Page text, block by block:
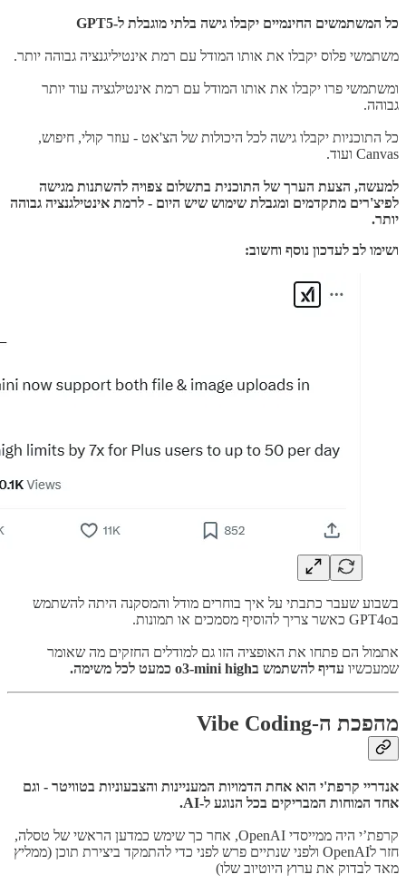
כל המשתמשים החינמיים יקבלו גישה בלתי מוגבלת ל-GPT5
משתמשי פלוס יקבלו את אותו המודל עם רמת אינטיליגנציה גבוהה יותר.
ומשתמשי פרו יקבלו את אותו המודל עם רמת אינטילגציה עוד יותר
גבוהה.
כל התוכניות יקבלו גישה לכל היכולות של הצ'אט - עוזר קולי, חיפוש,
Canvas ועוד.
למעשה, הצעת הערך של התוכנית בתשלום צפויה להשתנות מגישה
לפיצ'רים מתקדמים ומגבלת שימוש שיש היום - לרמת אינטילגנציה גבוהה
יותר.
ושימו לב לעדכון נוסף וחשוב:
בשבוע שעבר כתבתי על איך בוחרים מודל והמסקנה היתה להשתמש
בGPT4o כאשר צריך להוסיף מסמכים או תמונות.
אתמול הם פתחו את האופציה הזו גם למודלים החזקים מה שאומר
שמעכשיו עדיף להשתמש בo3-mini high כמעט לכל משימה.
מהפכת ה-Vibe Coding
אנדריי קרפת'י הוא אחת הדמויות המעניינות והצבעוניות בטוויטר - וגם
אחד המוחות המבריקים בכל הנוגע ל-AI.
קרפת’י היה ממייסדי OpenAI, אחר כך שימש כמדען הראשי של טסלה,
חזר לOpenAI ולפני שנתיים פרש לפני כדי להתמקד ביצירת תוכן (ממליץ
מאד לבדוק את ערוץ היוטיוב שלו)